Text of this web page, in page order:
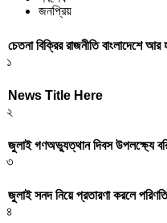
জনপ্রিয়
চেতনা বিক্রির রাজনীতি বাংলাদেশে আর
১
News Title Here
২
জুলাই গণঅভ্যুত্থান দিবস উপলক্ষ্যে
৩
জুলাই সনদ নিয়ে প্রতারণা করলে
৪